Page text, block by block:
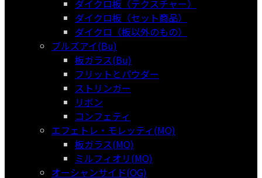
ダイクロ板（テクスチャー）
ダイクロ板（セット商品）
ダイクロ（板以外のもの）
ブルズアイ(Bu)
板ガラス(Bu)
フリットとパウダー
ストリンガー
リボン
コンフェティ
エフェトレ・モレッティ(MO)
板ガラス(MO)
ミルフィオリ(MO)
オーシャンサイド(OG)